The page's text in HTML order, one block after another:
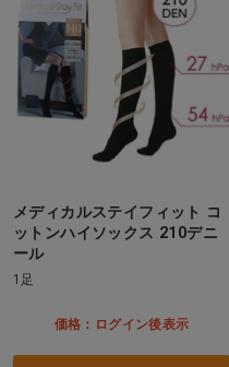
メディカルステイフィット コ
ットンハイソックス 210デニ
ール
1足
価格：ログイン後表示